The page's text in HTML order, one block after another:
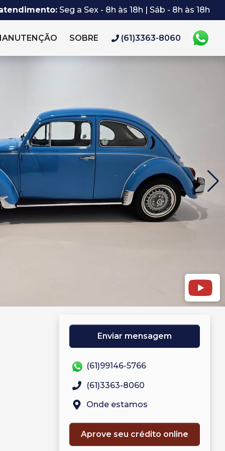
Seg a Sex - 8h às 18h | Sáb - 8h às 18h
SOBRE (61)3363-8060
Enviar mensagem
(61)99146-5766
(61)3363-8060
Onde estamos
Aprove seu crédito online